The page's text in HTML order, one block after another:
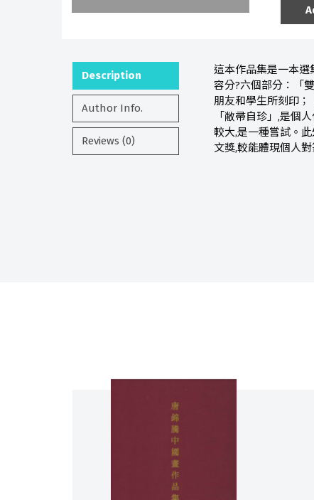
Description
Author Info.
Reviews (0)
這本作品集是一本選
容分?六個部分：「
朋友和學生所刻印；
「敝帚自珍」,是個
較大,是一種嘗試。
文獎,較能體現個人